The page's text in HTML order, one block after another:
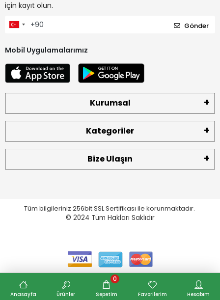
için kayıt olun.
Gönder
Mobil Uygulamalarımız
Kurumsal
Kategoriler
Bize Ulaşın
Tüm bilgileriniz 256bit SSL Sertifikası ile korunmaktadır.
© 2024 Tüm Hakları Saklıdır
Anasayfa Ürünler Sepetim
0
Favorilerim Hesabım